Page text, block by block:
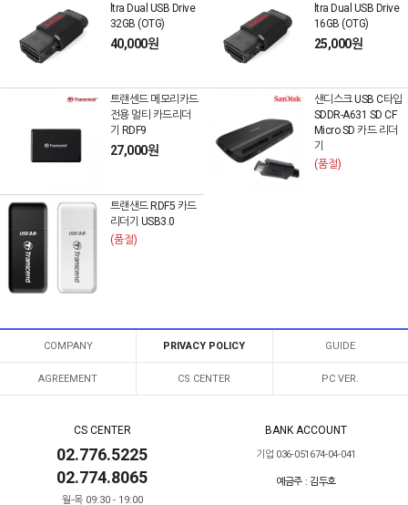
ltra Dual USB Drive
32GB (OTG)
40,000원
ltra Dual USB Drive
16GB (OTG)
25,000원
트랜센드 메모리카드
전용 멀티 카드리더
기 RDF9
27,000원
샌디스크 USB C타입
SDDR-A631 SD CF
Micro SD 카드 리더
기
(품절)
트랜샌드 RDF5 카드
리더기 USB3.0
(품절)
COMPANY PRIVACY POLICY GUIDE
AGREEMENT CS CENTER PC VER.
CS CENTER
02.776.5225
02.774.8065
월-목 09:30 - 19:00
BANK ACCOUNT
기업 036-051674-04-041
예금주 : 김두호